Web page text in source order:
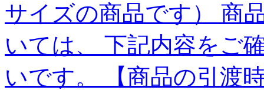
サイズの商品です） 商
いては、 下記内容をご
いです。 【商品の引渡